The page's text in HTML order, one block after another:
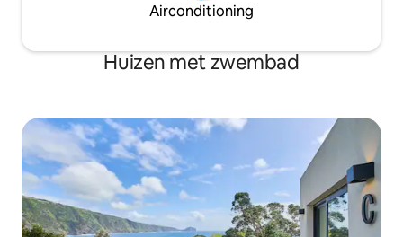
Airconditioning
Huizen met zwembad